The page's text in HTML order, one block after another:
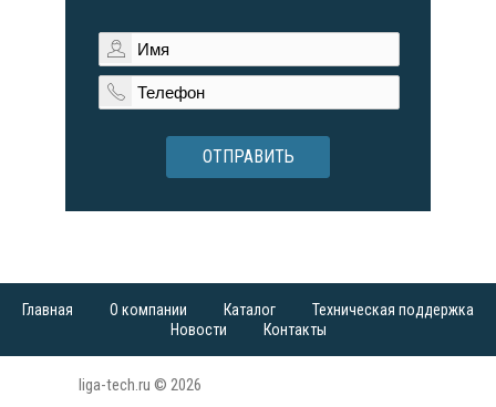
ОТПРАВИТЬ
Главная О компании Каталог
Техническая поддержка
Новости
Контакты
liga-tech.ru © 2026